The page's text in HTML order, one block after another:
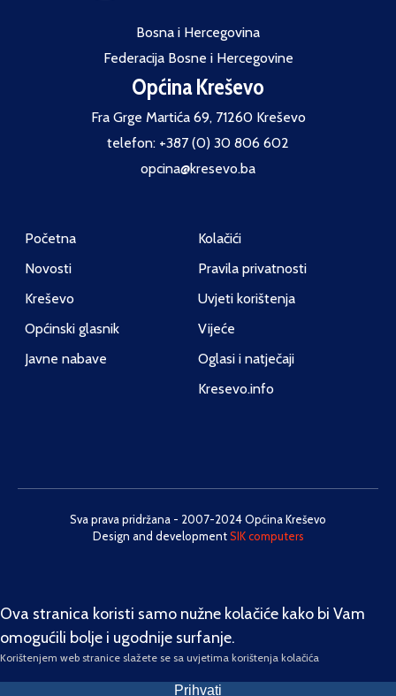
Bosna i Hercegovina
Federacija Bosne i Hercegovine
Općina Kreševo
Fra Grge Martića 69, 71260 Kreševo
telefon: +387 (0) 30 806 602
opcina@kresevo.ba
Početna
Novosti
Kreševo
Općinski glasnik
Javne nabave
Kolačići
Pravila privatnosti
Uvjeti korištenja
Vijeće
Oglasi i natječaji
Kresevo.info
Sva prava pridržana - 2007-2024 Općina Kreševo
Design and developmentSIK computers
Ova stranica koristi samo nužne kolačiće kako bi Vam
omogućili bolje i ugodnije surfanje.
Korištenjem web stranice slažete se sa uvjetima korištenja kolačića
Prihvati